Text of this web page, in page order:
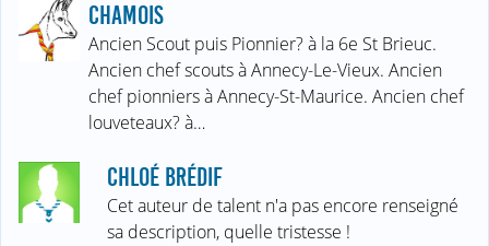
CHAMOIS
Ancien Scout puis Pionnier? à la 6e St Brieuc.
Ancien chef scouts à Annecy-Le-Vieux. Ancien
chef pionniers à Annecy-St-Maurice. Ancien chef
louveteaux? à…
CHLOÉ BRÉDIF
Cet auteur de talent n'a pas encore renseigné
sa description, quelle tristesse !